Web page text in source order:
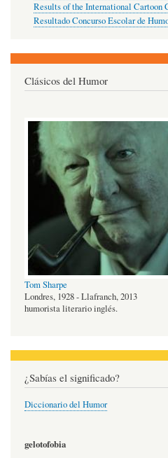
Results of the International Cartoon
Resultado Concurso Escolar de
Clásicos del Humor
Tom Sharpe
Londres, 1928 - Llafranch, 2013
humorista literario inglés.
¿Sabías el significado?
Diccionario del Humor
gelotofobia